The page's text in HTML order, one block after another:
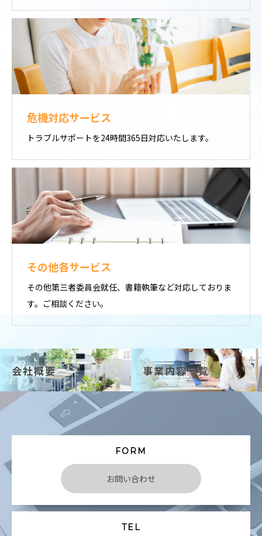
危機対応サービス
トラブルサポートを24時間365日対応いたします。
その他各サービス
その他第三者委員会就任、書籍執筆など対応しておりま
す。ご相談ください。
会社概要 事業内容一覧
FORM
お問い合わせ
TEL